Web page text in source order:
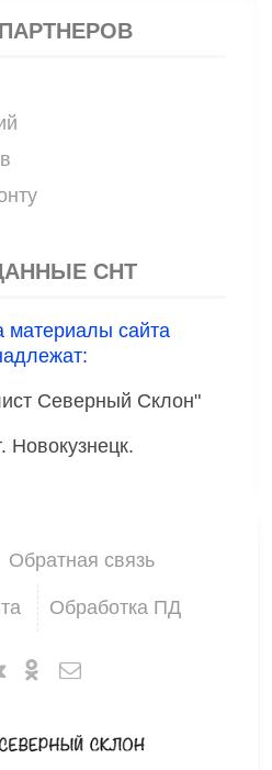
СНТ
материалы сайта
Северный Склон"
Новокузнецк.
Обратная связь
Обработка ПД